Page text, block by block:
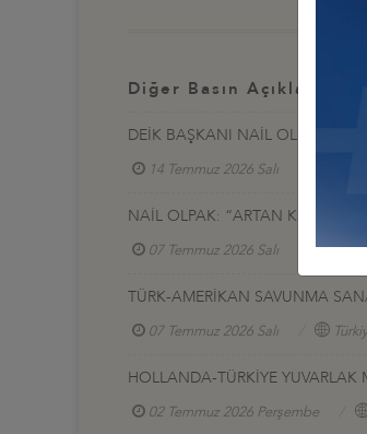
Diğer Basın Açıklamaları
DEİK BAŞKANI NAİL OLPAK:
14 Temmuz 2026 Salı
NAİL OLPAK: “ARTAN KÜRESEL
07 Temmuz 2026 Salı
TÜRK-AMERİKAN SAVUNMA
07 Temmuz 2026 Salı
HOLLANDA-TÜRKİYE YUVARLAK
02 Temmuz 2026 Perşembe